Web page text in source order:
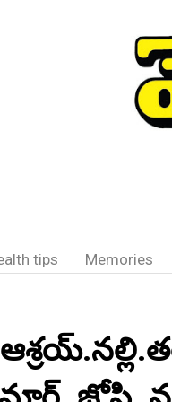
tips Memories